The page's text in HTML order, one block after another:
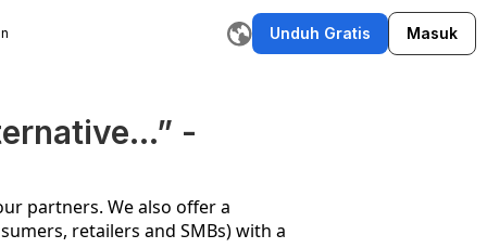
Unduh Gratis Masuk
-
partners. We also offer a
retailers and SMBs) with a